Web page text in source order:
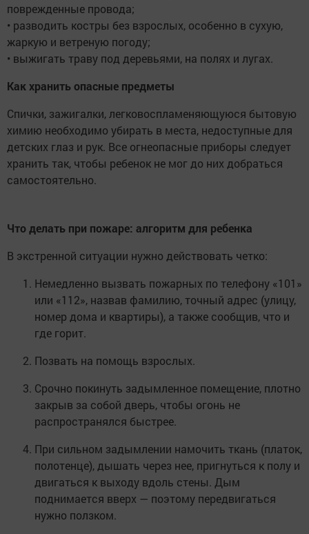
поврежденные провода;
• разводить костры без взрослых, особенно в сухую,
жаркую и ветреную погоду;
• выжигать траву под деревьями, на полях и лугах.
Как хранить опасные предметы
Спички, зажигалки, легковоспламеняющуюся бытовую
химию необходимо убирать в места, недоступные для
детских глаз и рук. Все огнеопасные приборы следует
хранить так, чтобы ребенок не мог до них добраться
самостоятельно.
Что делать при пожаре: алгоритм для ребенка
В экстренной ситуации нужно действовать четко:
Немедленно вызвать пожарных по телефону «101»
или «112», назвав фамилию, точный адрес (улицу,
номер дома и квартиры), а также сообщив, что и
где горит.
Позвать на помощь взрослых.
Срочно покинуть задымленное помещение, плотно
закрыв за собой дверь, чтобы огонь не
распространялся быстрее.
При сильном задымлении намочить ткань (платок,
полотенце), дышать через нее, пригнуться к полу и
двигаться к выходу вдоль стены. Дым
поднимается вверх — поэтому передвигаться
нужно ползком.